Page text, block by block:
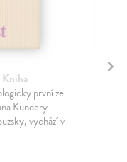
Kniha
první ze
Kundery
vychází v